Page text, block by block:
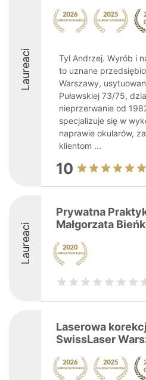
Laureaci
Tyl Andrzej. Wyrób i
to uznane
Warszawy,
Puławskiej 73/75,
nieprzerwanie od
specjalizuje się w
naprawie okularów,
klientom ...
10
Laureaci
Prywatna
Małgorzata
Laserowa
SwissLaser